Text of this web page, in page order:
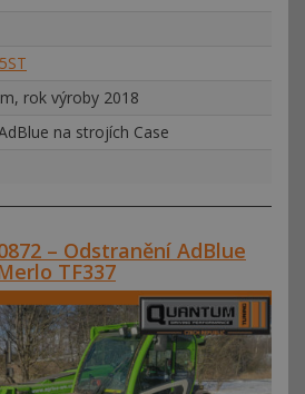
rok výroby 2018
na strojích Case
– Odstranění AdBlue
TF337